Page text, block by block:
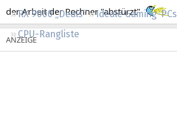
RX 9000 „Deals“
Ideale Gaming-PCs
CPU-Rangliste
der Arbeit der Rechner "abstürzt"